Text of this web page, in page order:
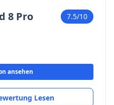
8 Pro
7.5/10
ansehen
Lesen